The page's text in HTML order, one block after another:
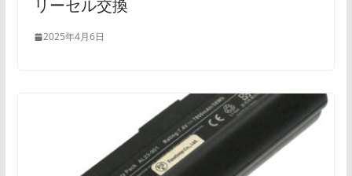
リーセル交換
2025年4月6日